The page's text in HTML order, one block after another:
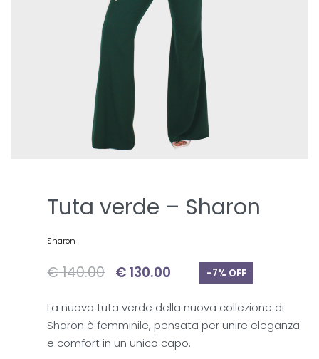
Tuta verde – Sharon
Sharon
€140.00 €130.00 -7% OFF
La nuova tuta verde della nuova collezione di
Sharon è femminile, pensata per unire eleganza
e comfort in un unico capo.